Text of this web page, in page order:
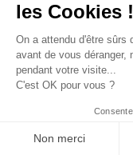
Description Avis